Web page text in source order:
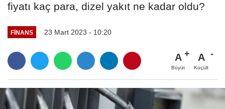
fiyatı kaç para, dizel yakıt ne kadar oldu?
FINANS 23 Mart 2023 - 10:20
A
Büyüt
A
Küçült